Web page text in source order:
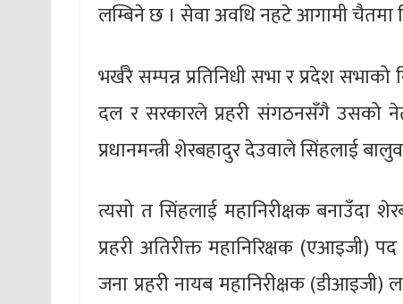
लम्बिने छ । सेवा अवधि नहटे आगामी चैतमा
भर्खरै सम्पन्न प्रतिनिधी सभा र प्रदेश
दल र सरकारले प्रहरी संगठनसँगै उसको
प्रधानमन्त्री शेरबहादुर देउवाले सिंहलाई
त्यसो त सिंहलाई महानिरीक्षक बनाउँदा
प्रहरी अतिरीक्त महानिरिक्षक
जना प्रहरी नायब महानिरीक्षक (डीआइजी)